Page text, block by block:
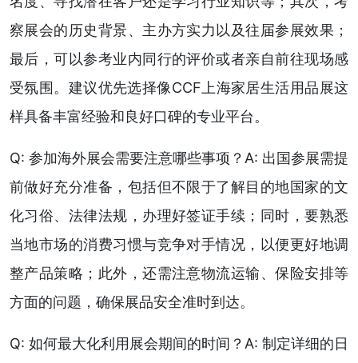
察展会的历史背景、主办方实力以及往届参展效果；
最后，可以参考业内同行的评价或者亲自前往现场感
受氛围。建议优先选择像CCF上海家居生活用品展这
样具备丰富经验和良好口碑的专业平台。
Q: 参加海外展会需要注意哪些事项？A: 出国参展需提
前做好充分准备，包括但不限于了解目的地国家的文
化习俗、法律法规，办理好签证手续；同时，要熟悉
当地市场的消费习惯与竞争对手情况，以便更好地调
整产品策略；此外，还需注意物流运输、保险安排等
方面的问题，确保展品安全准时到达。
Q: 如何最大化利用展会期间的时间？A: 制定详细的日